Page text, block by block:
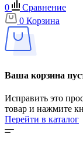
0
Сравнение
0 Корзина
Ваша корзина
Исправить это
товар и нажмите
Перейти в каталог